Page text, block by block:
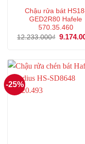
Chậu rửa bát
GED2R80 Hafele
570.35.460
12.233.000₫ Giá
-25%